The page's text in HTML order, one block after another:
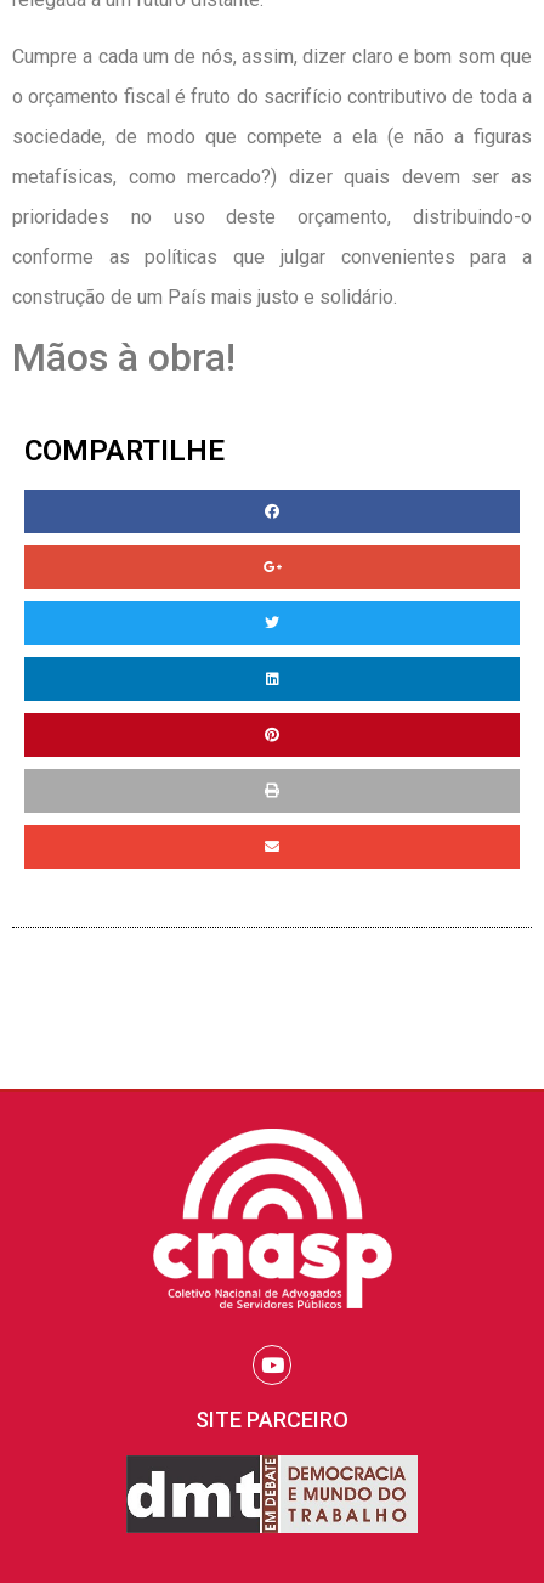
Cumpre a cada um de nós, assim, dizer claro e bom som que
o orçamento fiscal é fruto do sacrifício contributivo de toda a
sociedade, de modo que compete a ela (e não a figuras
metafísicas, como mercado?) dizer quais devem ser as
prioridades no uso deste orçamento, distribuindo-o
conforme as políticas que julgar convenientes para a
construção de um País mais justo e solidário.
Mãos à obra!
COMPARTILHE
SITE PARCEIRO